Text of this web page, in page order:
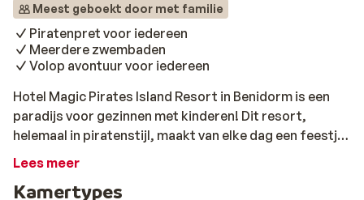
Meest geboekt door met familie
Piratenpret voor iedereen
Meerdere zwembaden
Volop avontuur voor iedereen
Hotel Magic Pirates Island Resort in Benidorm is een
paradijs voor gezinnen met kinderen! Dit resort,
helemaal in piratenstijl, maakt van elke dag een feestje.
Van spannende themakamers tot een piratenwaterpark
Stel je voor: de kinderen rennen enthousiast door het
Lees meer
Kamertypes